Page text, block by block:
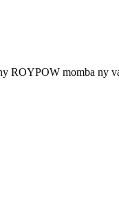
ROYPOW momba ny